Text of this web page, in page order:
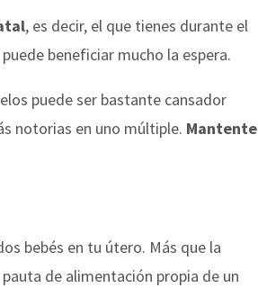
, es decir, el que tienes durante el
beneficiar mucho la espera.
puede ser bastante cansador
notorias en uno múltiple. Mantente
bebés en tu útero. Más que la
de alimentación propia de un